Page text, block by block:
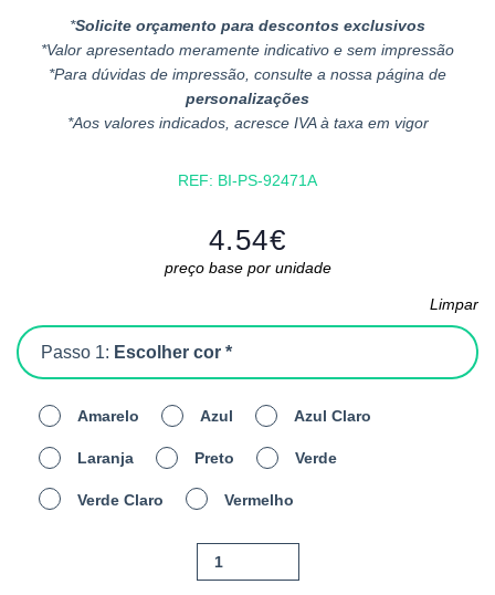
*Solicite orçamento para descontos exclusivos
*Valor apresentado meramente indicativo e sem impressão
*Para dúvidas de impressão, consulte a nossa página de
personalizações
*Aos valores indicados, acresce IVA à taxa em vigor
REF: BI-PS-92471A
4.54€
preço base por unidade
Passo 1: Escolher cor *
Amarelo Azul Azul Claro
Laranja Preto Verde
Verde Claro Vermelho
Limpar
Quantidade
de